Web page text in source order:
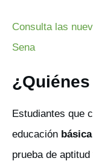
Consulta las
Sena
Estudiantes que
educación
prueba de